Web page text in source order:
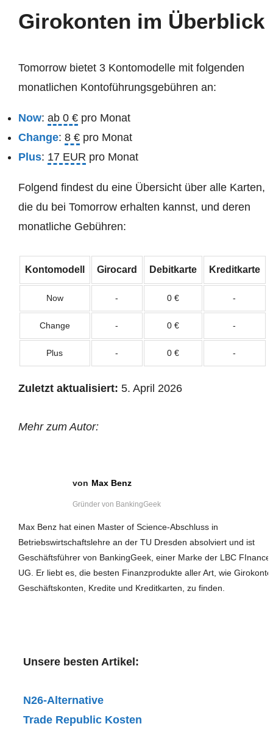
Girokonten im Überblick
Tomorrow bietet 3 Kontomodelle mit folgenden
monatlichen Kontoführungsgebühren an:
Now: ab 0 €pro Monat
Change: 8 €pro Monat
Plus: 17 EUR pro Monat
Folgend findest du eine Übersicht über alle Karten,
die du bei Tomorrow erhalten kannst, und deren
monatliche Gebühren:
Kontomodell Girocard Debitkarte Kreditkarte
Now - 0 € -
Change - 0 € -
Plus - 0 € -
Zuletzt aktualisiert: 5. April 2026
Mehr zum Autor:
Max Benz
Gründer von BankingGeek
Max Benz hat einen Master of Science-Abschluss in
Betriebswirtschaftslehre an der TU Dresden absolviert und ist
Geschäftsführer von BankingGeek, einer Marke der LBC FInance
UG. Er liebt es, die besten Finanzprodukte aller Art, wie
Geschäftskonten, Kredite und Kreditkarten, zu finden.
Unsere besten Artikel:
N26-Alternative
Trade Republic Kosten